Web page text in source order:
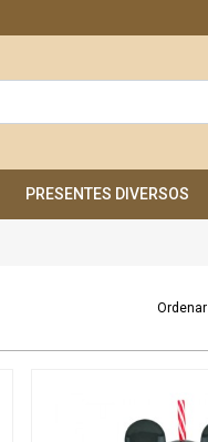
PRESENTES DIVERSOS
Ordenar